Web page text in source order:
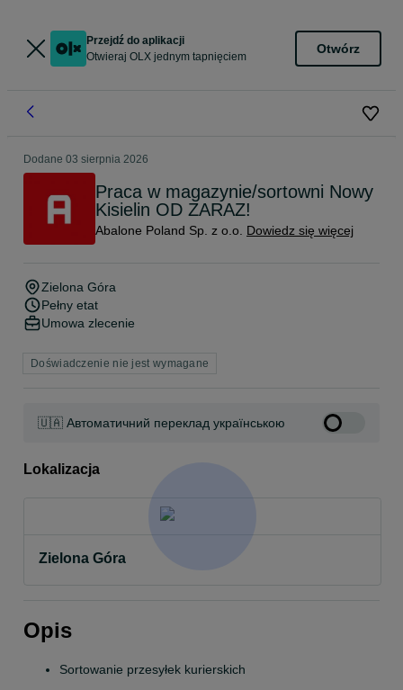
Przejdź do aplikacji
Otwieraj OLX jednym tapnięciem
Otwórz
Dodane 03 sierpnia 2026
Praca w magazynie/sortowni Nowy
Kisielin OD ZARAZ!
Abalone Poland Sp. z o.o. Dowiedz się więcej
Zielona Góra
Pełny etat
Umowa zlecenie
Doświadczenie nie jest wymagane
🇺🇦 Автоматичний переклад українською
Lokalizacja
Zielona Góra
Opis
Sortowanie przesyłek kurierskich